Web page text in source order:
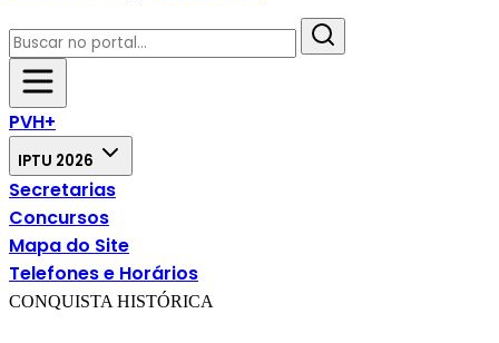
PVH+
IPTU 2026
Secretarias
Concursos
Mapa do Site
Telefones e Horários
CONQUISTA HISTÓRICA